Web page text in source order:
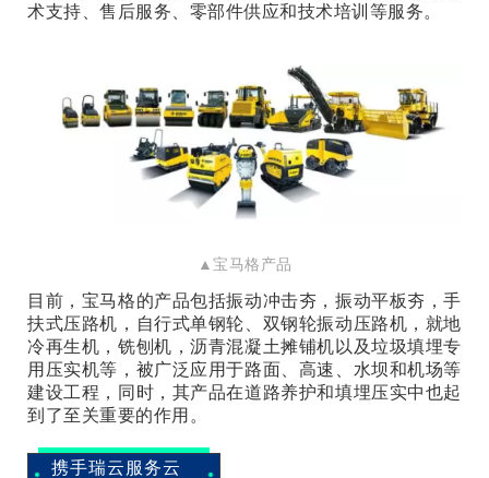
术支持、售后服务、零部件供应和技术培训等服务。
▲宝马格产品
目前，宝马格的产品包括振动冲击夯，振动平板夯，手
扶式压路机，自行式单钢轮、双钢轮振动压路机，就地
冷再生机，铣刨机，沥青混凝土摊铺机以及垃圾填埋专
用压实机等，被广泛应用于路面、高速、水坝和机场等
建设工程，同时，其产品在道路养护和填埋压实中也起
到了至关重要的作用。
携手瑞云服务云